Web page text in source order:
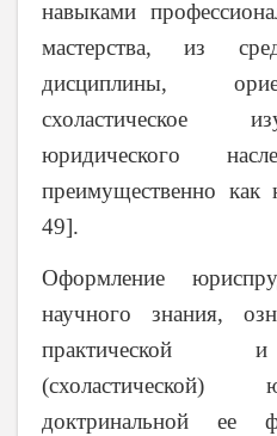
навыками
мастерства, из
дисциплины,
схоластическое
юридического
преимущественно
49].
Оформление
научного знания,
практической и
доктринальной ее